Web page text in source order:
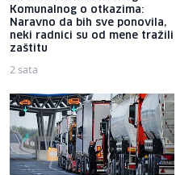
Komunalnog o otkazima:
Naravno da bih sve ponovila,
neki radnici su od mene tražili
zaštitu
2 sata